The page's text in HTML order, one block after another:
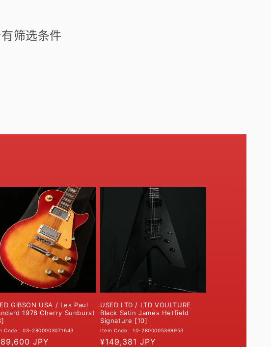
筛选条件
GIBSON USA / Les Paul
1978 Cherry Sunburst
Code : 03-2800003071643
JPY
USED LTD / LTD VOULTURE
Black Satin James Hetfield
Signature [10]
Item Code : 10-2800005369953
常
¥149,381 JPY